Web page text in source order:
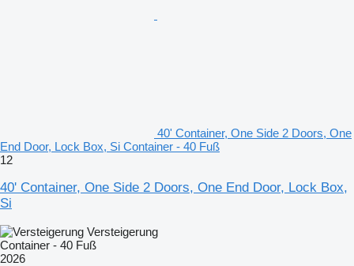
40' Container, One Side 2 Doors, One
End Door, Lock Box, Si Container - 40 Fuß
12
40' Container, One Side 2 Doors, One End Door, Lock Box,
Si
Versteigerung
Container - 40 Fuß
2026